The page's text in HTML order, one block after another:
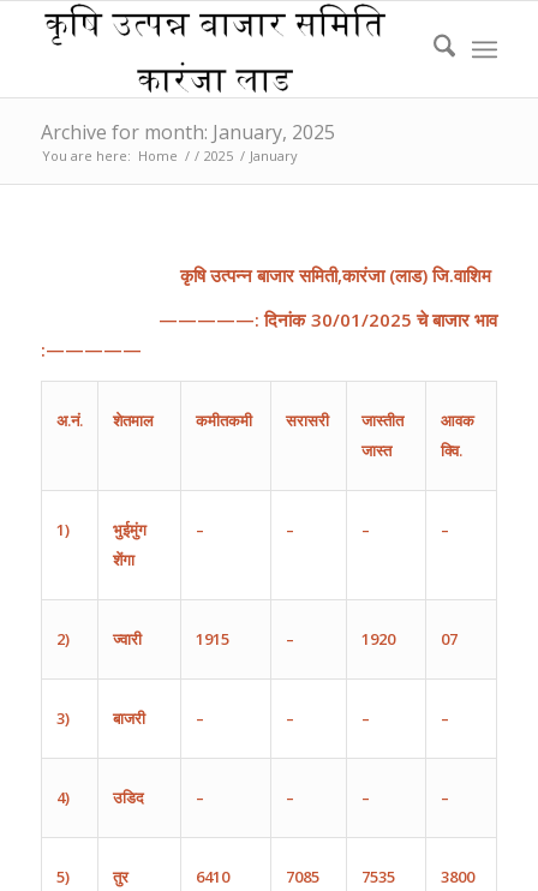
Archive for month: January, 2025
You are here: Home / / 2025 / January
कृषि उत्पन्न बाजार समिती,कारंजा(लाड)जि.वाशिम
—————:दिनांक 30/01/2025 चे बाजार भाव
:—————
अ.नं. शेतमाल कमीतकमी सरासरी
जास्तीत
जास्त
आवक
क्वि.
1)
भुईमुंग
शेंगा
– – – –
2) ज्वारी 1915 – 1920 07
3) बाजरी – – – –
4) उडिद – – – –
5) तुर 6410 7085 7535 3800